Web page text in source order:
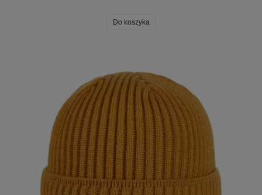
Do koszyka